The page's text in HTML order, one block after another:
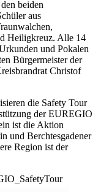
beiden
aus
Heiligkreuz. Alle 14
und Pokalen
Bürgermeister der
Christof
die Safety Tour
der EUREGIO
ist die Aktion
und Berchtesgadener
Region ist der